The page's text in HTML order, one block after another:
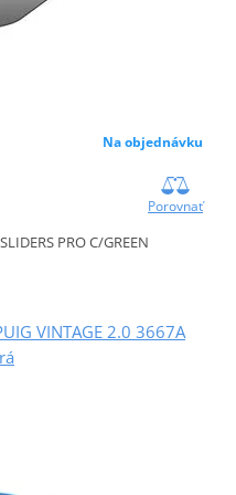
Na objednávku
Porovnať
PRO C/GREEN
VINTAGE 2.0 3667A